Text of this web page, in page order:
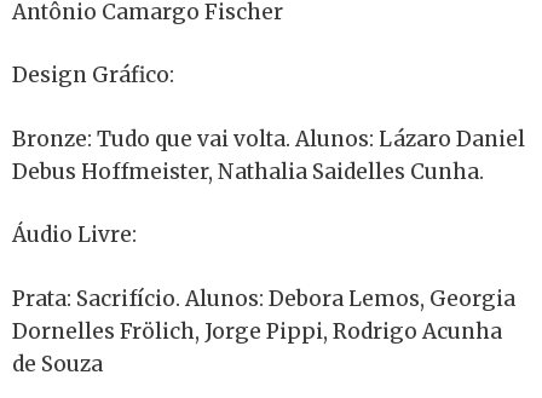
Antônio Camargo Fischer
Design Gráfico:
Bronze: Tudo que vai volta. Alunos: Lázaro Daniel
Debus Hoffmeister, Nathalia Saidelles Cunha.
Áudio Livre:
Prata: Sacrifício. Alunos: Debora Lemos, Georgia
Dornelles Frölich, Jorge Pippi, Rodrigo Acunha
de Souza